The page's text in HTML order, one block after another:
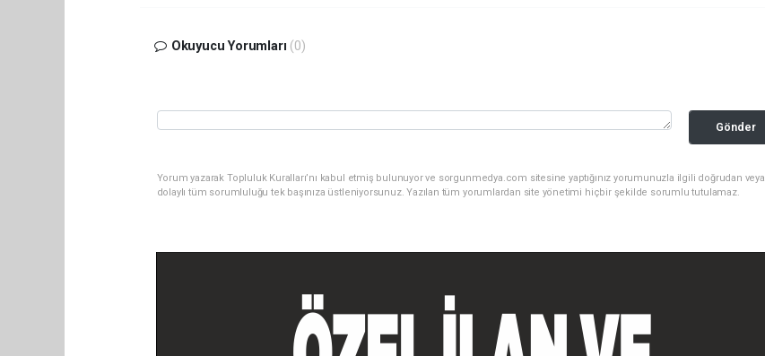
Okuyucu Yorumları (0)
Gönder
Yorum yazarak Topluluk Kuralları’nı kabul etmiş bulunuyor ve sorgunmedya.com sitesine yaptığınız yorumunuzla ilgili doğrudan veya
dolaylı tüm sorumluluğu tek başınıza üstleniyorsunuz. Yazılan tüm yorumlardan site yönetimi hiçbir şekilde sorumlu tutulamaz.